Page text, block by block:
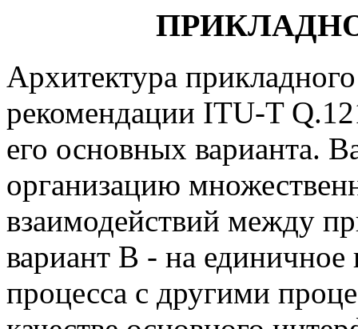
Архитектура
рекомендации ITU-T
его основных варианта.
организацию
взаимодействий между
вариант В - на единичное
процесса с другими